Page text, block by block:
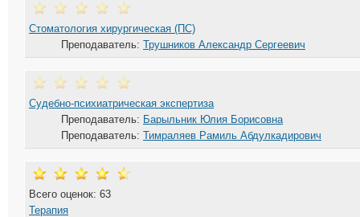
Стоматология хирургическая (ПС)
Преподаватель:
Трушников Александр Сергеевич
Судебно-психиатрическая экспертиза
Преподаватель:
Барыльник Юлия Борисовна
Преподаватель: Тимраляев Рамиль Абдулкадирович
Всего оценок: 63
Терапия